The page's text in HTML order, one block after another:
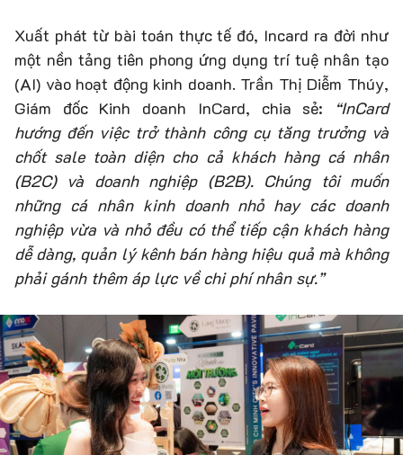
Xuất phát từ bài toán thực tế đó, Incard ra đời như
một nền tảng tiên phong ứng dụng trí tuệ nhân tạo
(AI) vào hoạt động kinh doanh. Trần Thị Diễm Thúy,
Giám đốc Kinh doanh InCard, chia sẻ:
“InCard
hướng đến việc trở thành công cụ tăng trưởng và
chốt sale toàn diện cho cả khách hàng cá nhân
(B2C) và doanh nghiệp (B2B). Chúng tôi muốn
những cá nhân kinh doanh nhỏ hay các doanh
nghiệp vừa và nhỏ đều có thể tiếp cận khách hàng
dễ dàng, quản lý kênh bán hàng hiệu quả mà không
phải gánh thêm áp lực về chi phí nhân sự.”